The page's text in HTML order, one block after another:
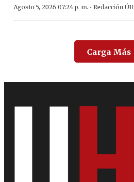
Agosto 5, 2026 07:24 p. m. · Redacción ÚH
Carga Más